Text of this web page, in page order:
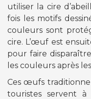
utiliser la cire
fois les motifs
couleurs sont
cire. L’œuf est
pour faire
les couleurs après
Ces œufs
touristes servent